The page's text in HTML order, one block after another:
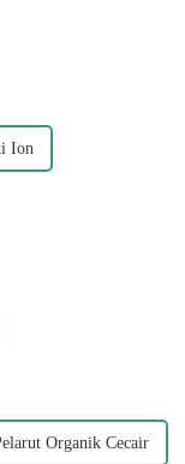
Ion
Organik Cecair